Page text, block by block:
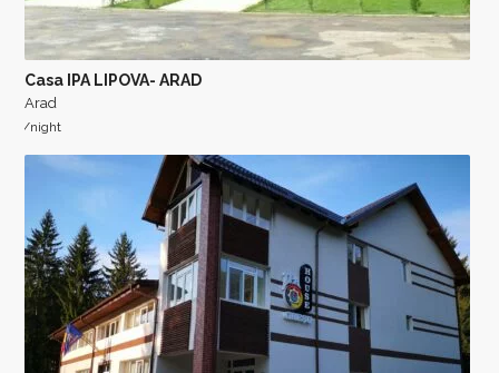
Casa IPA LIPOVA- ARAD
Arad
/night